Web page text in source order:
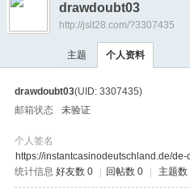
›
drawdoubt03
http://jslt28.com/?3307435
主题 个人资料
drawdoubt03(UID: 3307435)
邮箱状态
未验证
个人签名
https://instantcasinodeutschland.de/de-
统计信息 好友数 0 回帖数 0 主题数